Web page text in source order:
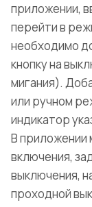
приложении,
перейти в
необходимо
кнопку на
мигания).
или ручном
индикатор
В приложении
включения,
выключения,
проходной